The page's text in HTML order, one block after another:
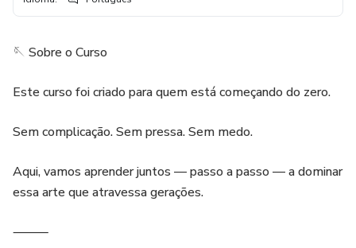
🪡 Sobre o Curso
Este curso foi criado para quem está começando do zero.
Sem complicação. Sem pressa. Sem medo.
Aqui, vamos aprender juntos — passo a passo — a dominar
essa arte que atravessa gerações.
⸻